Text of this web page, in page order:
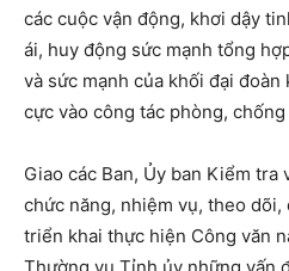
các cuộc vận động, khơi dậy
ái, huy động sức mạnh tổng
và sức mạnh của khối đại
cực vào công tác phòng,
Giao các Ban, Ủy ban Kiểm tra
chức năng, nhiệm vụ, theo
triển khai thực hiện Công văn
Thường vụ Tỉnh ủy những vấn